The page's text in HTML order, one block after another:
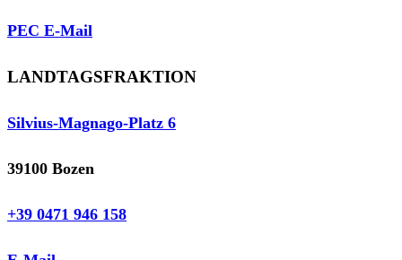
PEC E-Mail
LANDTAGSFRAKTION
Silvius-Magnago-Platz 6
39100 Bozen
+39 0471 946 158